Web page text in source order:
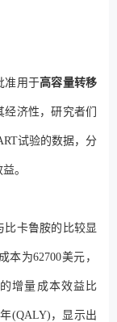
准用于高容量转移
经济性，研究者们
试验的数据，分
。
比卡鲁胺的比较显
为62700美元，
增量成本效益比
(QALY)，显示出